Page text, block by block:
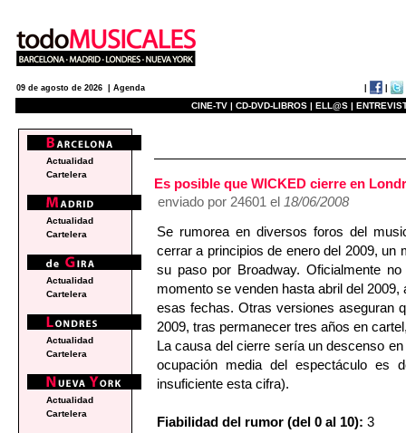
09 de agosto de 2026 | Agenda
CINE-TV | CD-DVD-LIBROS | ELL@S |
Es posible que WICKED cierre en
enviado por 24601 el 18/06/2008
Se rumorea en diversos foros del
cerrar a principios de enero del 2009,
su paso por Broadway. Oficialmente
momento se venden hasta abril del
esas fechas. Otras versiones aseguran
2009, tras permanecer tres años en
La causa del cierre sería un descenso
ocupación media del espectáculo es
insuficiente esta cifra).
Fiabilidad del rumor (del 0 al 10): 3
Actualidad
Cartelera
Actualidad
Cartelera
Actualidad
Cartelera
Actualidad
Cartelera
Actualidad
Cartelera